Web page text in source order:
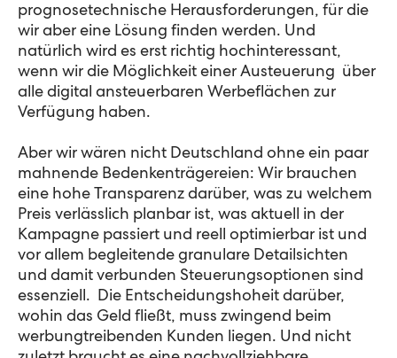
prognosetechnische Herausforderungen, für die
wir aber eine Lösung finden werden. Und
natürlich wird es erst richtig hochinteressant,
wenn wir die Möglichkeit einer Austeuerung über
alle digital ansteuerbaren Werbeflächen zur
Verfügung haben.
Aber wir wären nicht Deutschland ohne ein paar
mahnende Bedenkenträgereien: Wir brauchen
eine hohe Transparenz darüber, was zu welchem
Preis verlässlich planbar ist, was aktuell in der
Kampagne passiert und reell optimierbar ist und
vor allem begleitende granulare Detailsichten
und damit verbunden Steuerungsoptionen sind
essenziell. Die Entscheidungshoheit darüber,
wohin das Geld fließt, muss zwingend beim
werbungtreibenden Kunden liegen. Und nicht